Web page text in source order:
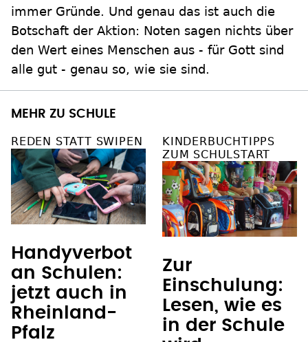
immer Gründe. Und genau das ist auch die
Botschaft der Aktion: Noten sagen nichts über
den Wert eines Menschen aus - für Gott sind
alle gut - genau so, wie sie sind.
MEHR ZU SCHULE
REDEN STATT SWIPEN
Handyverbot
an Schulen:
jetzt auch in
Rheinland-
Pfalz
KINDERBUCHTIPPS
ZUM SCHULSTART
Zur
Einschulung:
Lesen, wie es
in der Schule